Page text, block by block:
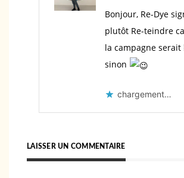
Bonjour, Re-Dye
plutôt Re-teindre
la campagne
sinon
chargement…
LAISSER UN COMMENTAIRE